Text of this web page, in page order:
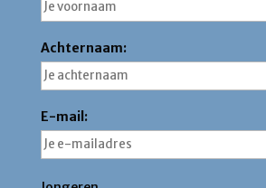
Achternaam:
E-mail: